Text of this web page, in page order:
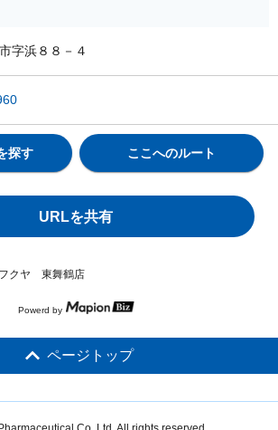
クヤ 東舞鶴店
字浜８８－４
探す ここへのルート
URLを共有
Powerd by
ページトップ